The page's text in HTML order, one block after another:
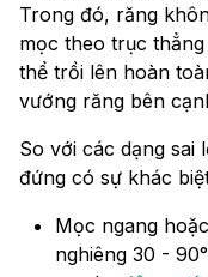
Trong đó, răng
mọc theo trục
thể trồi lên hoàn
vướng răng bên
So với các dạng sai
đứng có sự khác
Mọc ngang
nghiêng 30 -